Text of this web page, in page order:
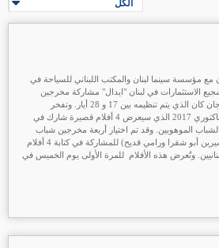
الكل
مع مؤسسة سينما لبنان والمكتب اللبناني للسياحة في
الاستثمارات في لبنان "ايدال" مشاركة مخرجين
محليين في الجناح اللبناني في مهرجان كان الذي يتم تنظيمه بين 17 و 28 أيار. وتفخر
المؤسسة هذا العام بدعم ليبانون فاكتوري 2017 الذي سيعرض 4 أفلام قصيرة شارك في
الشباب الموهوبين. وقد تم اختيار أربعة مخرجين شباب
لبنانيين (أحمد غصين، منية عقل، شيرين أبو شقرا ورامي قديح) للمشاركة في كتابة 4 أفلام
غير لبنانيين. وتُعرض هذه الأفلام للمرة الأولى يوم الخميس في